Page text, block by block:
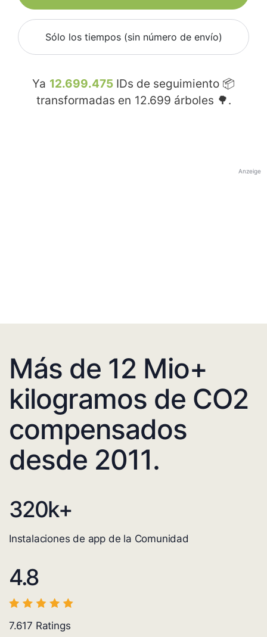
Sólo los tiempos (sin número de envío)
Ya 12.699.475 IDs de seguimiento 📦
transformadas en 12.699 árboles 🌳.
Anzeige
Más de 12 Mio+
kilogramos de CO2
compensados
desde 2011.
320k+
Instalaciones de app de la Comunidad
4.8
7.617 Ratings